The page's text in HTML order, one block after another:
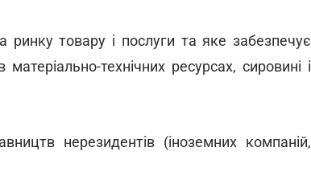
товару і послуги та яке забезпечує
технічних ресурсах, сировині і
нерезидентів (іноземних компаній,